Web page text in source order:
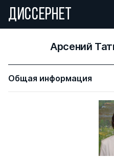
ДИССЕРНЕТ
Арсений
Общая информация